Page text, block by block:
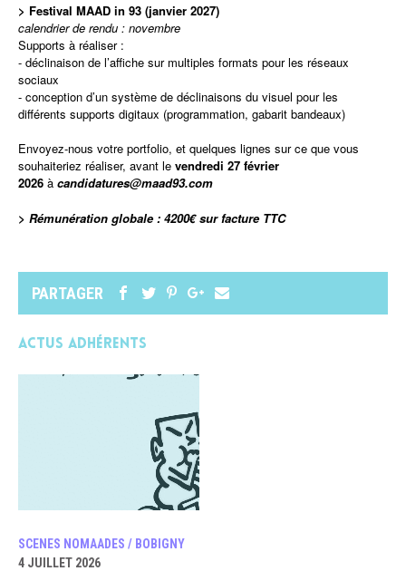
> Festival MAAD in 93 (janvier 2027)
calendrier de rendu : novembre
Supports à réaliser :
- déclinaison de l’affiche sur multiples formats pour les réseaux
sociaux
- conception d’un système de déclinaisons du visuel pour les
différents supports digitaux (programmation, gabarit bandeaux)
Envoyez-nous votre portfolio, et quelques lignes sur ce que vous
souhaiteriez réaliser, avant le vendredi 27 février
2026 à candidatures@maad93.com
> Rémunération globale : 4200€ sur facture TTC
PARTAGER
Actus adhérents
SCENES NOMAADES / BOBIGNY
4 JUILLET 2026